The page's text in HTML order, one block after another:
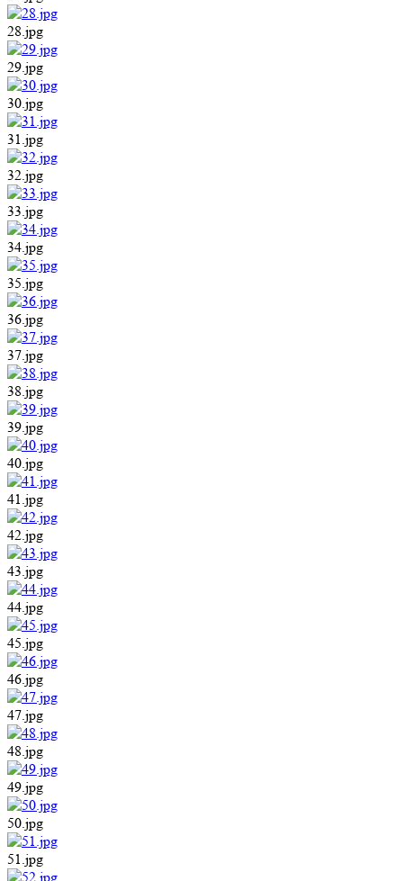
28.jpg
29.jpg
30.jpg
31.jpg
32.jpg
33.jpg
34.jpg
35.jpg
36.jpg
37.jpg
38.jpg
39.jpg
40.jpg
41.jpg
42.jpg
43.jpg
44.jpg
45.jpg
46.jpg
47.jpg
48.jpg
49.jpg
50.jpg
51.jpg